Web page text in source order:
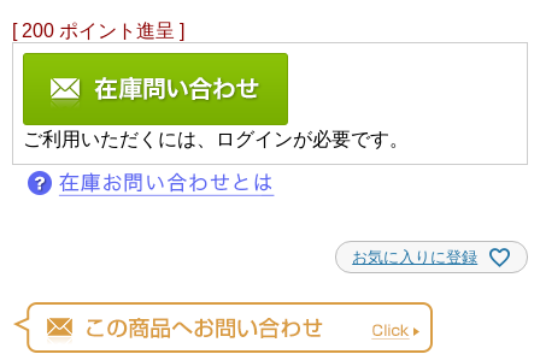
[ 200 ポイント進呈 ]
ご利用いただくには、ログインが必要です。
お気に入りに登録